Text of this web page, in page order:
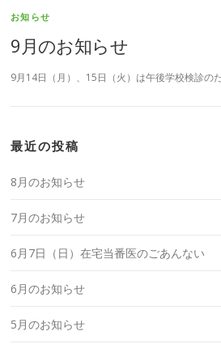
お知らせ
9月のお知らせ
9月14日（月）、15日（火）は午後学校検診の
最近の投稿
8月のお知らせ
7月のお知らせ
6月7日（日）在宅当番医のごあんない
6月のお知らせ
5月のお知らせ